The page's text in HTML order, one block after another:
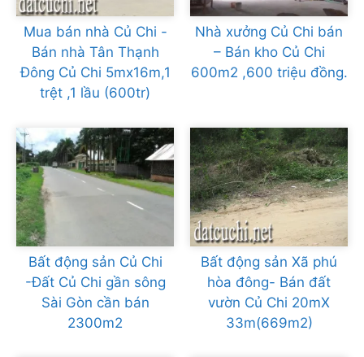
Mua bán nhà Củ Chi -
Bán nhà Tân Thạnh
Đông Củ Chi 5mx16m,1
trệt ,1 lầu (600tr)
Nhà xưởng Củ Chi bán
– Bán kho Củ Chi
600m2 ,600 triệu đồng.
Bất động sản Củ Chi
-Đất Củ Chi gần sông
Sài Gòn cần bán
2300m2
Bất động sản Xã phú
hòa đông- Bán đất
vườn Củ Chi 20mX
33m(669m2)